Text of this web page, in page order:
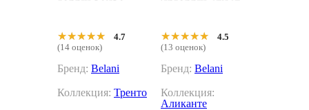
★★★★★
★★★★★
4.7
(14 оценок)
Бренд: Belani
Коллекция: Тренто
★★★★★
★★★★★
4.5
(13 оценок)
Бренд: Belani
Коллекция:
Аликанте